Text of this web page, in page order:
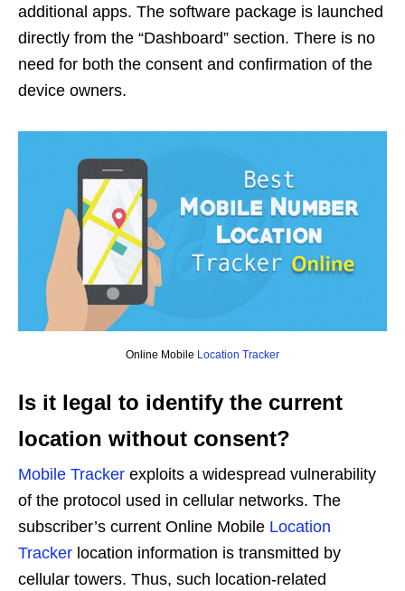
additional apps. The software package is launched
directly from the “Dashboard” section. There is no
need for both the consent and confirmation of the
device owners.
Online Mobile Location Tracker
Is it legal to identify the current
location without consent?
Mobile Tracker exploits a widespread vulnerability
of the protocol used in cellular networks. The
subscriber’s current Online Mobile Location
Tracker location information is transmitted by
cellular towers. Thus, such location-related